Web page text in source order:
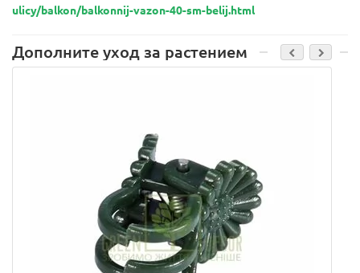
ulicy/balkon/balkonnij-vazon-40-sm-belij.html
Дополните уход за растением